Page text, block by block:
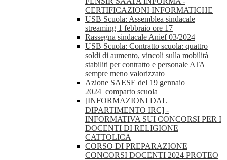
CERTIFICAZIONI INFORMATICHE
USB Scuola: Assemblea sindacale
streaming 1 febbraio ore 17
Rassegna sindacale Anief 03/2024
USB Scuola: Contratto scuola: quattro
soldi di aumento, vincoli sulla mobilità
stabiliti per contratto e personale ATA
sempre meno valorizzato
Azione SAESE del 19 gennaio
2024_comparto scuola
[INFORMAZIONI DAL
DIPARTIMENTO IRC] -
INFORMATIVA SUI CONCORSI PER I
DOCENTI DI RELIGIONE
CATTOLICA
CORSO DI PREPARAZIONE
CONCORSI DOCENTI 2024 PROTEO